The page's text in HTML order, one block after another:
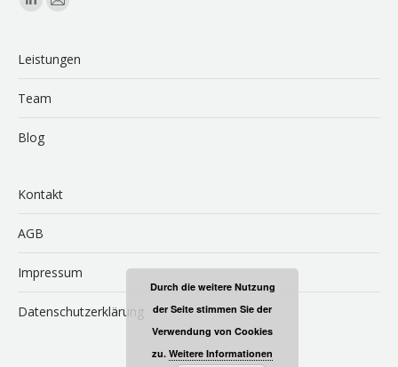
Linkedin
opens
new
E-
page
Leistungen
Team
Blog
Kontakt
AGB
Impressum
Datenschutzerklärung
Durch die weitere Nutzung
der Seite stimmen Sie der
Verwendung von Cookies
zu. Weitere Informationen